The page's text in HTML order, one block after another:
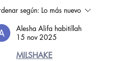
Construyendo su propio
camino: la historia de
Verónica Ardila Platín,
promoción 2017
según: Lo más nuevo
Alesha Alifa habitillah
15 nov 2025
MILSHAKE